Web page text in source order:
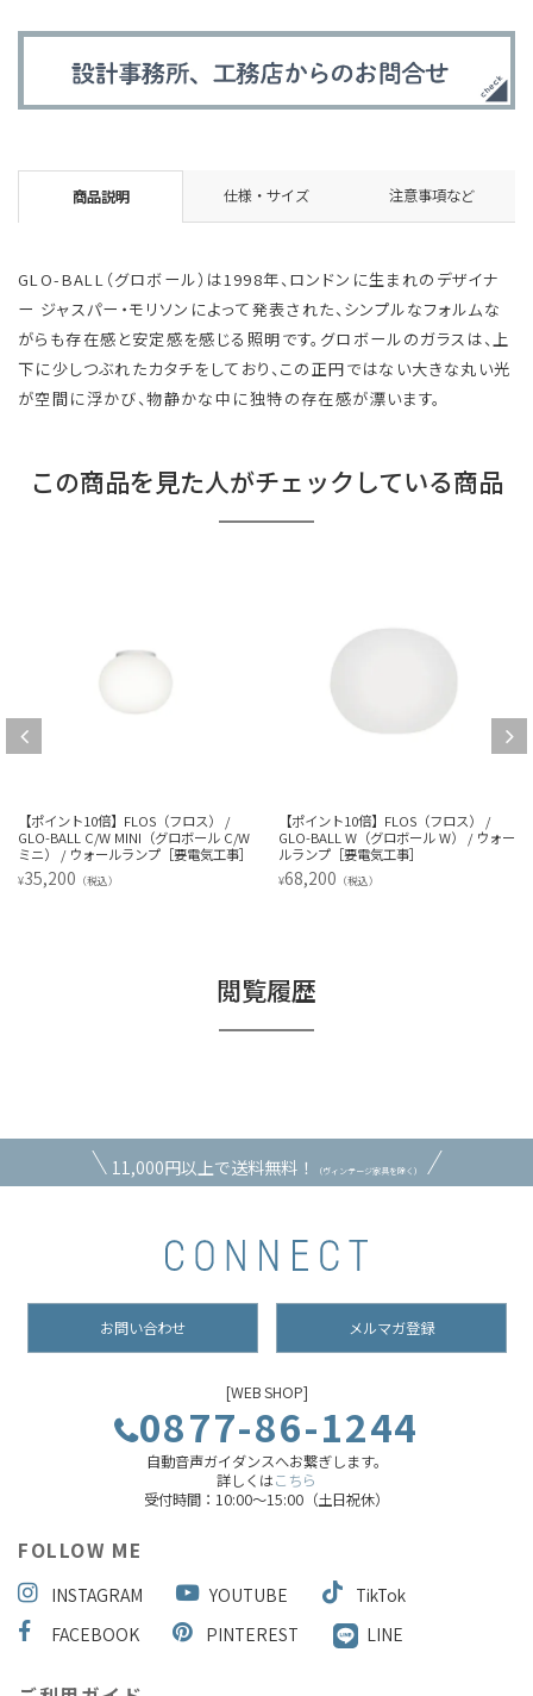
商品説明 仕様・サイズ 注意事項など
GLO-BALL（グロボール）は1998年、ロンドンに生まれのデザイナ
ー ジャスパー・モリソンによって発表された、シンプルなフォルムな
がらも存在感と安定感を感じる照明です。グロボールのガラスは、上
下に少しつぶれたカタチをしており、この正円ではない大きな丸い光
が空間に浮かび、物静かな中に独特の存在感が漂います。
この商品を見た人がチェックしている商品
【ポイント10倍】FLOS（フロス） /
GLO-BALL C/W MINI（グロボール C/W
ミニ） / ウォールランプ［要電気工事］
¥35,200 （税込）
【ポイント10倍】FLOS（フロス） /
GLO-BALL W（グロボール W） / ウォー
ルランプ［要電気工事］
¥68,200 （税込）
閲覧履歴
11,000円以上で送料無料！ （ヴィンテージ家具を除く）
お問い合わせ メルマガ登録
[WEB SHOP]
0877-86-1244
自動音声ガイダンスへお繋ぎします。
詳しくはこちら
受付時間：10:00～15:00（土日祝休）
FOLLOW ME
INSTAGRAM YOUTUBE
TikTok
FACEBOOK
PINTEREST LINE